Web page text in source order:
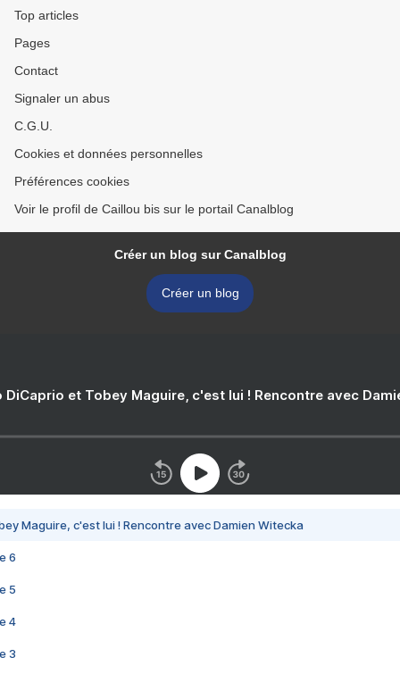
Top articles
Pages
Contact
Signaler un abus
C.G.U.
Cookies et données personnelles
Préférences cookies
Voir le profil de Caillou bis sur le portail Canalblog
Créer un blog sur Canalblog
Créer un blog
DiCaprio et Tobey Maguire, c'est lui ! Rencontre avec
Maguire, c'est lui ! Rencontre avec Damien Witecka
6
5
4
3